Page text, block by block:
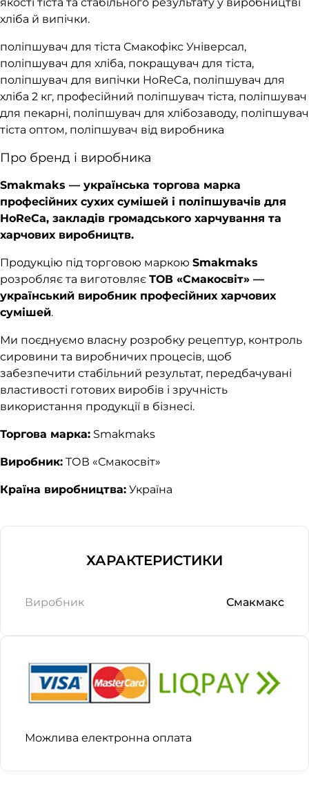
хліба й випічки.
поліпшувач для тіста Смакофікс Універсал,
поліпшувач для хліба, покращувач для тіста,
поліпшувач для випічки HoReCa, поліпшувач для
хліба 2 кг, професійний поліпшувач тіста, поліпшувач
для пекарні, поліпшувач для хлібозаводу, поліпшувач
тіста оптом, поліпшувач від виробника
Про бренд і виробника
Smakmaks — українська торгова марка
професійних сухих сумішей і поліпшувачів для
HoReCa, закладів громадського харчування та
харчових виробництв.
Продукцію під торговою маркою Smakmaks
розробляє та виготовляє ТОВ «Смакосвіт» —
український виробник професійних харчових
сумішей.
Ми поєднуємо власну розробку рецептур, контроль
сировини та виробничих процесів, щоб
забезпечити стабільний результат, передбачувані
властивості готових виробів і зручність
використання продукції в бізнесі.
Торгова марка: Smakmaks
Виробник: ТОВ «Смакосвіт»
Країна виробництва: Україна
ХАРАКТЕРИСТИКИ
Виробник Смакмакс
Можлива електронна оплата